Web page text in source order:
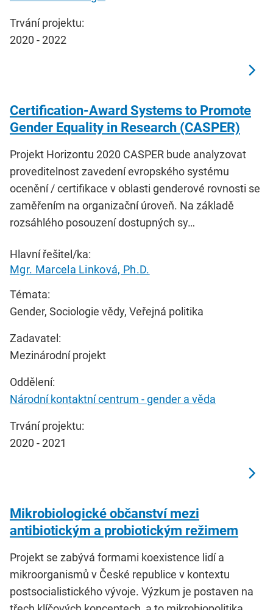
Trvání projektu:
2020 - 2022
Certification-Award Systems to Promote
Gender Equality in Research (CASPER)
Projekt Horizontu 2020 CASPER bude analyzovat
proveditelnost zavedení evropského systému
ocenění / certifikace v oblasti genderové rovnosti se
zaměřením na organizační úroveň. Na základě
rozsáhlého posouzení dostupných sy…
Hlavní řešitel/ka:
Mgr. Marcela Linková, Ph.D.
Témata:
Gender, Sociologie vědy, Veřejná politika
Zadavatel:
Mezinárodní projekt
Oddělení:
Národní kontaktní centrum - gender a věda
Trvání projektu:
2020 - 2021
Mikrobiologické občanství mezi
antibiotickým a probiotickým režimem
Projekt se zabývá formami koexistence lidí a
mikroorganismů v České republice v kontextu
postsocialistického vývoje. Výzkum je postaven na